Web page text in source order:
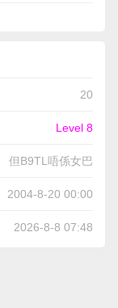
20
Level 8
但B9TL唔係女巴
2004-8-20 00:00
2026-8-8 07:48